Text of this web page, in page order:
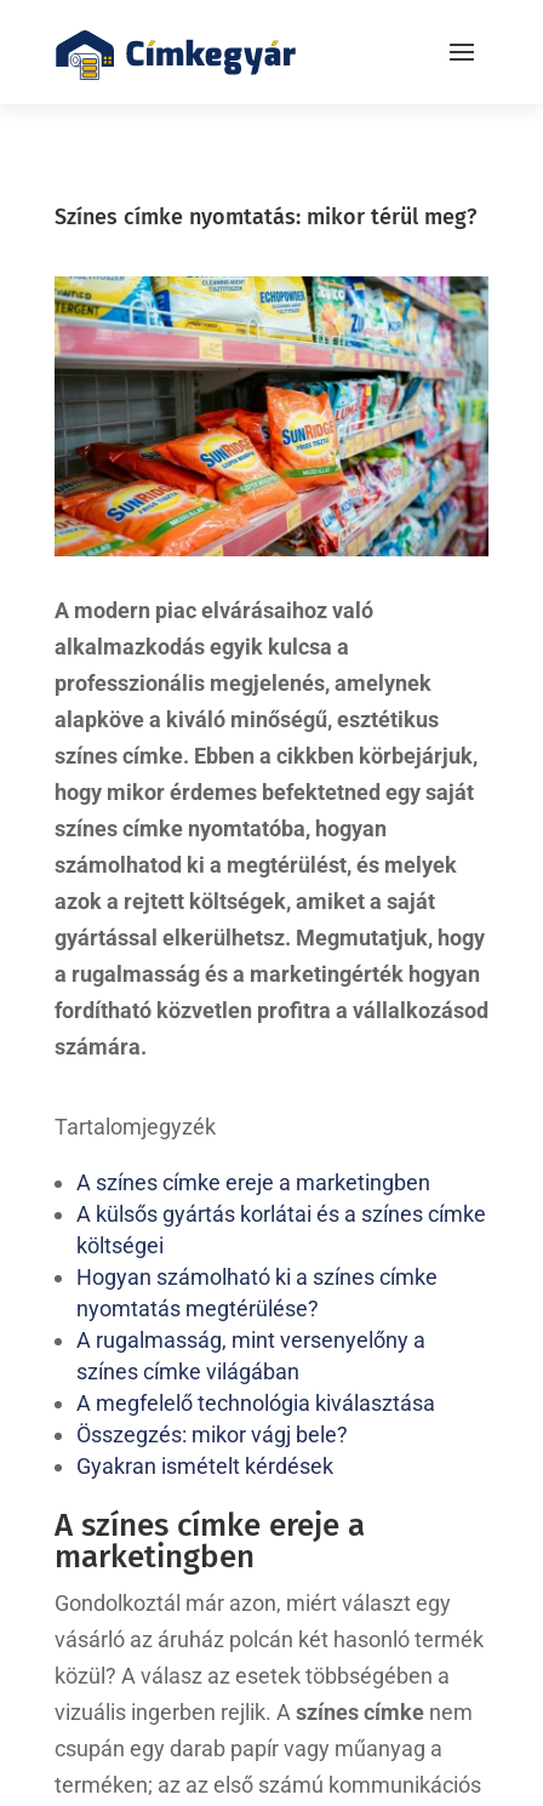
Színes címke nyomtatás: mikor térül meg?
A modern piac elvárásaihoz való
alkalmazkodás egyik kulcsa a
professzionális megjelenés, amelynek
alapköve a kiváló minőségű, esztétikus
színes címke. Ebben a cikkben körbejárjuk,
hogy mikor érdemes befektetned egy saját
színes címke nyomtatóba, hogyan
számolhatod ki a megtérülést, és melyek
azok a rejtett költségek, amiket a saját
gyártással elkerülhetsz. Megmutatjuk, hogy
a rugalmasság és a marketingérték hogyan
fordítható közvetlen profitra a vállalkozásod
számára.
Tartalomjegyzék
A színes címke ereje a marketingben
A külsős gyártás korlátai és a színes címke
költségei
Hogyan számolható ki a színes címke
nyomtatás megtérülése?
A rugalmasság, mint versenyelőny a
színes címke világában
A megfelelő technológia kiválasztása
Összegzés: mikor vágj bele?
Gyakran ismételt kérdések
A színes címke ereje a
marketingben
Gondolkoztál már azon, miért választ egy
vásárló az áruház polcán két hasonló termék
közül? A válasz az esetek többségében a
vizuális ingerben rejlik. A színes címkenem
csupán egy darab papír vagy műanyag a
terméken; az az első számú kommunikációs